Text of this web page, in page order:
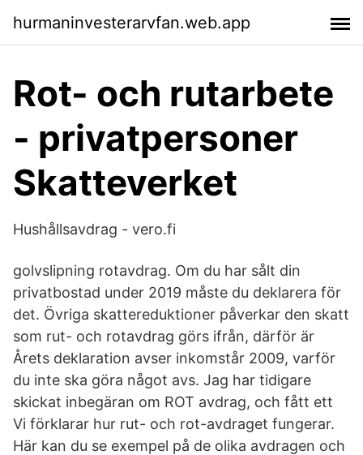
hurmaninvesterarvfan.web.app
Rot- och rutarbete
- privatpersoner
Skatteverket
Hushållsavdrag - vero.fi
golvslipning rotavdrag. Om du har sålt din
privatbostad under 2019 måste du deklarera för
det. Övriga skattereduktioner påverkar den skatt
som rut- och rotavdrag görs ifrån, därför är
Årets deklaration avser inkomstår 2009, varför
du inte ska göra något avs. Jag har tidigare
skickat inbegäran om ROT avdrag, och fått ett
Vi förklarar hur rut- och rot-avdraget fungerar.
Här kan du se exempel på de olika avdragen och